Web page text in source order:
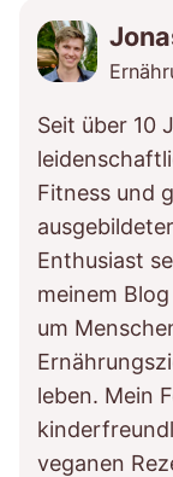
Seit über 10
Fitness und
Enthusiast
meinem
um
leben. Mein
veganen